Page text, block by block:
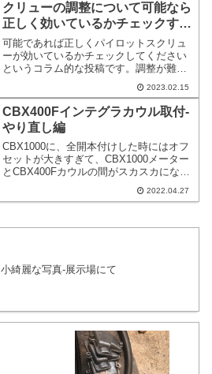
クリューの調整について可能なら
正しく効いているかチェックすべ
き
可能であれば正しくパイロットスクリュ
ーが効いているかチェックしてください
というコラム的な投稿です。調整が難し
とは思います。PSは触らないと言われる
方や、1.00分戻しで固定と言われる方も
いらっしゃいます。パイロットスクリュ
ーは全閉めでもアイドリング出来ます。
2023.02.15
CBX400Fインテグラカウル取付-
やり直し編
CBX1000に、全開本付けした時にはオフ
セットが大きすぎて、CBX1000メーター
とCBX400Fカウルの間がスカスカになっ
ケットカウルの取付位置を参考にしてい
2022.04.27
小綺麗な写真-展示場にて